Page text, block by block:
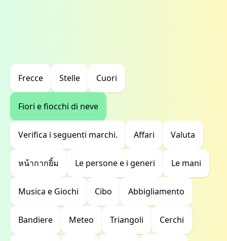
Frecce Stelle Cuori
Fiori e fiocchi di neve
Verifica i seguenti marchi. Affari Valuta
หน้ากากยิ้ม Le persone e i generi Le mani
Musica e Giochi Cibo Abbigliamento
Bandiere Meteo Triangoli Cerchi